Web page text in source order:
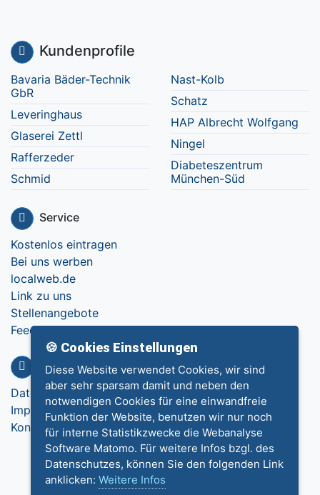
Kundenprofile
Bavaria Bäder-Technik
GbR
Leveringhaus
Glaserei Zettl
Rafferzeder
Schmid
Nast-Kolb
Schatz
HAP Albrecht Wolfgang
Ningel
Diabeteszentrum
München-Süd
Service
Kostenlos eintragen
Bei uns werben
localweb.de
Link zu uns
Stellenangebote
Feedback
Info
Datenschutz
Impressum
Kontakt
🍪 Cookies Einstellungen
Diese Website verwendet Cookies, wir sind
aber sehr sparsam damit und neben den
notwendigen Cookies für eine einwandfreie
Funktion der Website, benutzen wir nur noch
für interne Statistikzwecke die Webanalyse
Software Matomo. Für weitere Infos bzgl. des
Datenschutzes, können Sie den folgenden Link
anklicken: Weitere Infos